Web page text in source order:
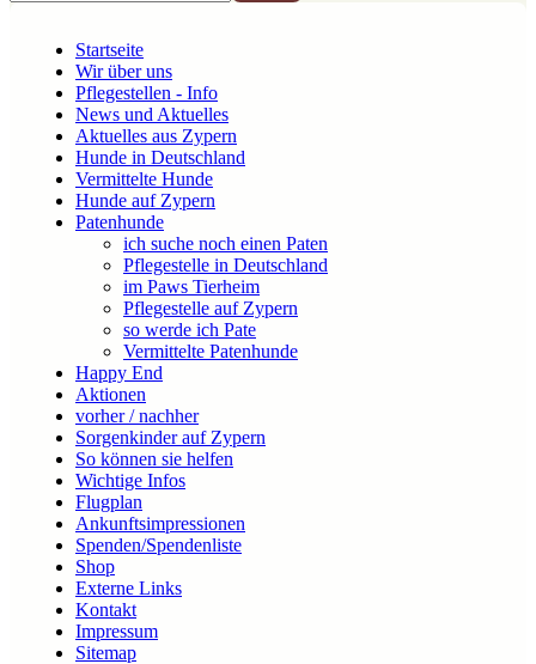
Startseite
Wir über uns
Pflegestellen - Info
News und Aktuelles
Aktuelles aus Zypern
Hunde in Deutschland
Vermittelte Hunde
Hunde auf Zypern
Patenhunde
ich suche noch einen Paten
Pflegestelle in Deutschland
im Paws Tierheim
Pflegestelle auf Zypern
so werde ich Pate
Vermittelte Patenhunde
Happy End
Aktionen
vorher / nachher
Sorgenkinder auf Zypern
So können sie helfen
Wichtige Infos
Flugplan
Ankunftsimpressionen
Spenden/Spendenliste
Shop
Externe Links
Kontakt
Impressum
Sitemap